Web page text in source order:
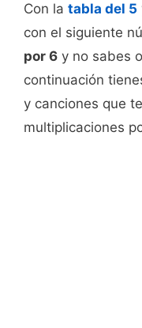
Con la tabla del 5
con el siguiente
por 6 y no sabes
continuación
y canciones que
multiplicaciones